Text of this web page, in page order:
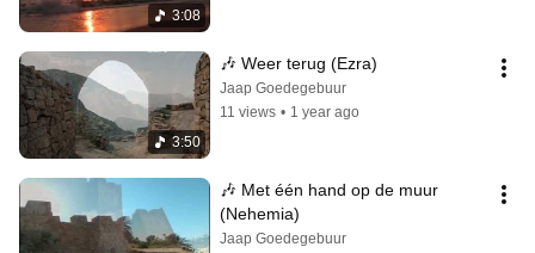
3:08
3:50
🎶 Weer terug (Ezra)
Jaap Goedegebuur
11 views • 1 year ago
🎶 Met één hand op de muur
(Nehemia)
Jaap Goedegebuur